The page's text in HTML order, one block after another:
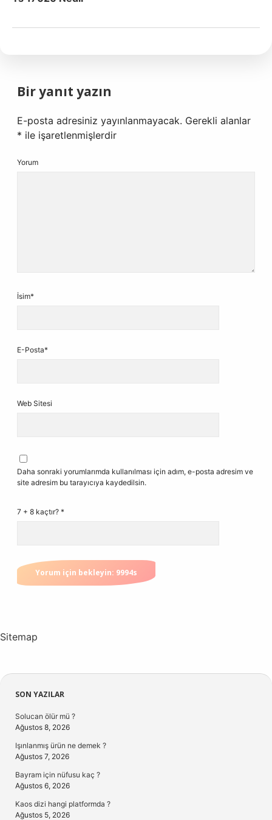
Bir yanıt yazın
E-posta adresiniz yayınlanmayacak. Gerekli alanlar
* ile işaretlenmişlerdir
Yorum
İsim*
E-Posta*
Web Sitesi
Daha sonraki yorumlarımda kullanılması için adım, e-posta adresim ve
site adresim bu tarayıcıya kaydedilsin.
7 + 8 kaçtır? *
Sitemap
Sidebar
SON YAZILAR
Solucan ölür mü ?
Ağustos 8, 2026
Işınlanmış ürün ne demek ?
Ağustos 7, 2026
Bayram için nüfusu kaç ?
Ağustos 6, 2026
Kaos dizi hangi platformda ?
Ağustos 5, 2026